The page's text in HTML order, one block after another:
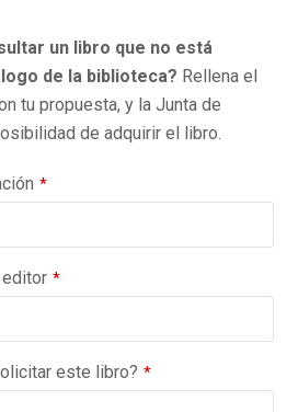
un libro que no está
de la biblioteca? Rellena el
tu propuesta, y la Junta de
de adquirir el libro.
*
*
este libro? *